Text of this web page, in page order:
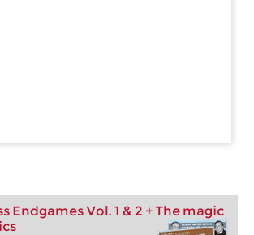
Endgames Vol. 1 & 2 + The magic